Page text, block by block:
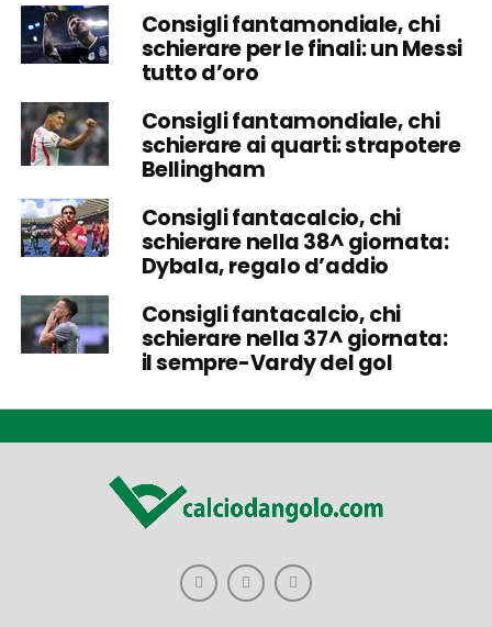
Consigli fantamondiale, chi
schierare per le finali: un Messi
tutto d’oro
Consigli fantamondiale, chi
schierare ai quarti: strapotere
Bellingham
Consigli fantacalcio, chi
schierare nella 38^ giornata:
Dybala, regalo d’addio
Consigli fantacalcio, chi
schierare nella 37^ giornata:
il sempre-Vardy del gol